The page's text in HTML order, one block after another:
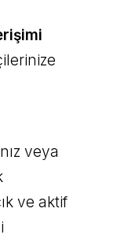
veya
ve aktif